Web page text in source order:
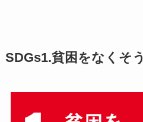
SDGs1.貧困をなくそう